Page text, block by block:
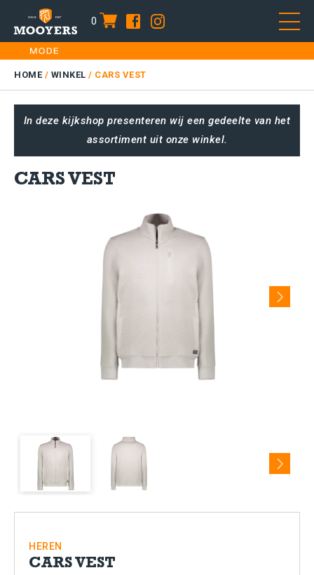
0 item
Skip
to
content
HOME
DAMES
KIDS
PLUS SIZE
HOME/ WINKEL / CARS VEST
In deze kijkshop presenteren wij een gedeelte van het
assortiment uit onze winkel.
CARS VEST
Next
Next
HEREN
CARS VEST